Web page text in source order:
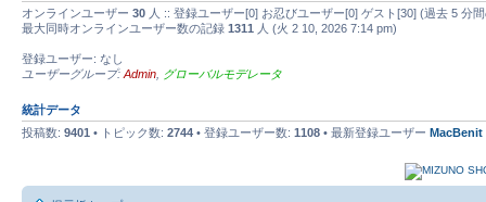
オンラインユーザー 30 人 :: 登録ユーザー[0] お忍びユーザー[0] ゲスト[30] (過去 5 分
最大同時オンラインユーザー数の記録 1311 人 (火 2 10, 2026 7:14 pm)
登録ユーザー: なし
ユーザーグループ: Admin グローバルモデレータ
統計データ
投稿数: 9401 • トピック数: 2744 • 登録ユーザー数: 1108 • 最新登録ユーザー MacBenit